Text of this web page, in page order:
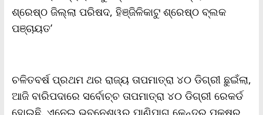
o
k
r
p
p
n
k
i
ଶ୍ରେଷ୍ଠ ଜିଲ୍ଲା ପରିଷଦ, ହିଞ୍ଜିଳିକାଟୁ ଶ୍ରେଷ୍ଠ ବ୍ଲକ
ପଞ୍ଚାୟତ’
ଚଳିତବର୍ଷ ପ୍ରଥମ ଥର ରାଜ୍ୟ ତାପମାତ୍ରା ୪୦ ଡିଗ୍ରୀ ଛୁଇଁଲା,
ଆଜି ବାରିପଦାରେ ସର୍ବୋଚ୍ଚ ତାପମାତ୍ରା ୪୦ ଡିଗ୍ରୀ ରେକର୍ଡ
ହୋଇଛି, ଏନେଇ ଭୁବନେଶ୍ୱର ପାଣିପାଗ କେନ୍ଦ୍ର ପକ୍ଷରୁ